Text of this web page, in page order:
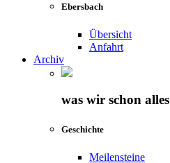
Ebersbach
Übersicht
Anfahrt
Archiv
was wir schon
Geschichte
Meilensteine